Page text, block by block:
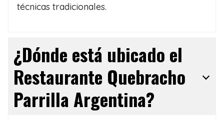
técnicas tradicionales.
¿Dónde está ubicado el
Restaurante Quebracho
Parrilla Argentina?